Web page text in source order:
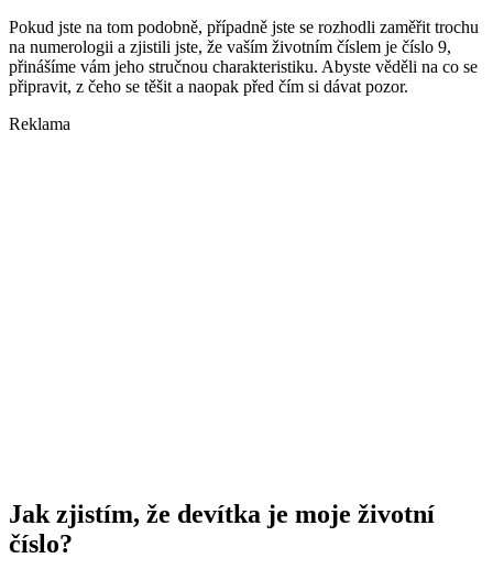
Pokud jste na tom podobně, případně jste se rozhodli zaměřit trochu
na numerologii a zjistili jste, že vaším životním číslem je číslo 9,
přinášíme vám jeho stručnou charakteristiku. Abyste věděli na co se
připravit, z čeho se těšit a naopak před čím si dávat pozor.
Reklama
Jak zjistím, že devítka je moje životní
číslo?